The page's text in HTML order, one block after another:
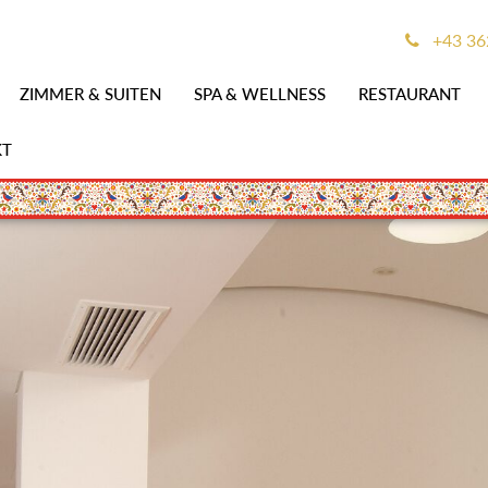
ZIMMER & SUITEN SPA & WELLNESS RESTAURANT
+43